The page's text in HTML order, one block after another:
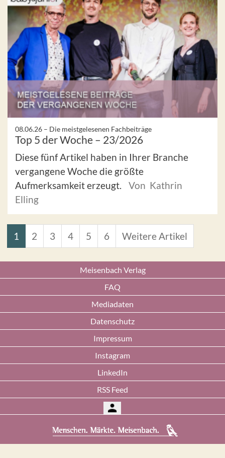
08.06.26 – Die meistgelesenen Fachbeiträge
Top 5 der Woche – 23/2026
Diese fünf Artikel haben in Ihrer Branche
vergangene Woche die größte
Aufmerksamkeit erzeugt.
Von Kathrin
Elling
1 2 3 4 5 6 Weitere Artikel
Meisenbach Verlag
FAQ
Mediadaten
Datenschutz
Impressum
Instagram
LinkedIn
RSS Feed